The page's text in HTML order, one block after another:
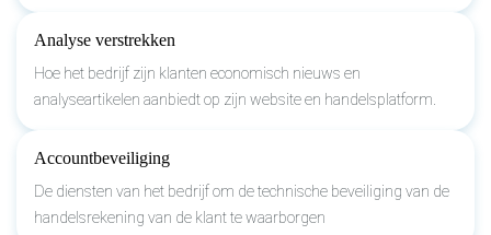
Analyse verstrekken
Hoe het bedrijf zijn klanten economisch nieuws en
analyseartikelen aanbiedt op zijn website en handelsplatform.
Accountbeveiliging
De diensten van het bedrijf om de technische beveiliging van de
handelsrekening van de klant te waarborgen